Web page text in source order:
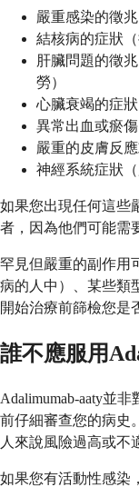
嚴重感染的徵
結核病的症狀
肝臟問題的徵
勞）
心臟衰竭的症
異常出血或瘀傷
嚴重的皮膚反
神經系統症狀
如果您出現任何這些
者，因為他們可能需
罕見但嚴重的副作用
病的人中）、某些類
開始治療前篩檢您是
誰不應服用
Adalimumab-aaty並
前仔細審查您的病史
人來說風險過高或不
如果您有活動性感染